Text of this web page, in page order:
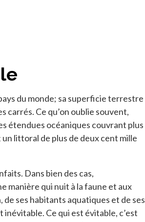
du monde; sa superficie terrestre
carrés. Ce qu’on oublie souvent,
étendues océaniques couvrant plus
littoral de plus de deux cent mille
Dans bien des cas,
manière qui nuit à la faune et aux
de ses habitants aquatiques et de ses
Ce qui est évitable, c’est